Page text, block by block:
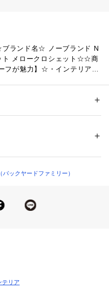
ンド名☆ ノーブランド N
メロークロシェット☆☆商
が魅力】☆・インテリアを
イルのお部屋に似合う！☆
、ポリエステル10%、
編みモチーフ]綿100%☆☆生
います。あらかじめご了承
色落ちや色移りすることがあ
品やパッケージなどに記載
チュラル 屋内 室内 フロアマ
ークロシェット 寝室 インテ
ックヤードファミリー）
テリア